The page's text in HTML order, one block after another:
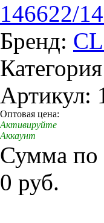
146622/
Бренд:
Артикул:
Оптовая цена:
Активируйте
Аккаунт
Сумма по
0 руб.